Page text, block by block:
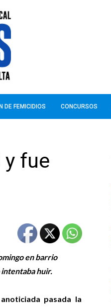
DE FEMICIDIOS CONCURSOS
y fue
en barrio
huir.
anoticiada pasada la